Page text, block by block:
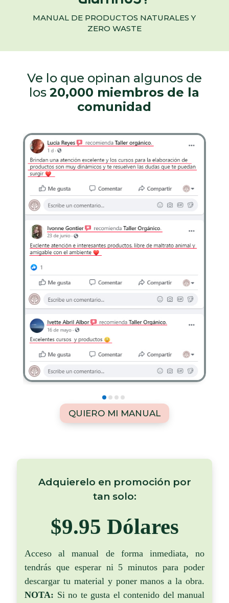
MANUAL DE PRODUCTOS NATURALES Y
ZERO WASTE
Ve lo que opinan algunos de
los20,000 miembros de la
comunidad
QUIERO MI MANUAL
Adquierelo en promoción por
tan solo:
$9.95 Dólares
Acceso al manual de forma inmediata, no
tendrás que esperar ni 5 minutos para poder
descargar tu material y poner manos a la obra.
NOTA: Si no te gusta el contenido del manual